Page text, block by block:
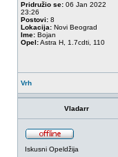
Pridružio se: 06 Jan 2022
23:26
Postovi: 8
Lokacija: Novi Beograd
Ime: Bojan
Opel:Astra H, 1.7cdti, 110
Vrh
Vladarr
Iskusni Opeldžija